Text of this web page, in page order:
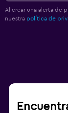
Al crear una alerta de
nuestra política de